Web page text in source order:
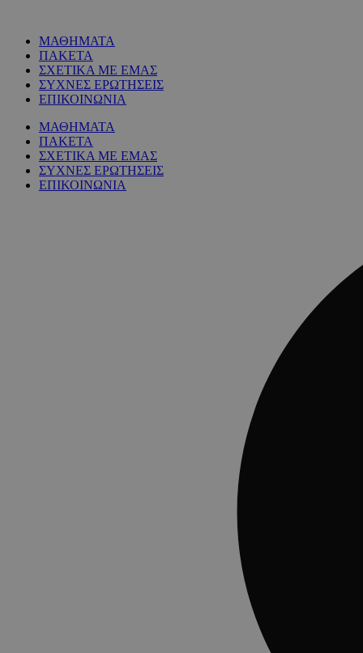
ΜΑΘΗΜΑΤΑ
ΠΑΚΕΤΑ
ΣΧΕΤΙΚΑ ΜΕ ΕΜΑΣ
ΣΥΧΝΕΣ ΕΡΩΤΗΣΕΙΣ
ΕΠΙΚΟΙΝΩΝΙΑ
ΜΑΘΗΜΑΤΑ
ΠΑΚΕΤΑ
ΣΧΕΤΙΚΑ ΜΕ ΕΜΑΣ
ΣΥΧΝΕΣ ΕΡΩΤΗΣΕΙΣ
ΕΠΙΚΟΙΝΩΝΙΑ